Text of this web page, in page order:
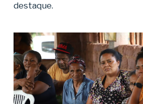
destaque.